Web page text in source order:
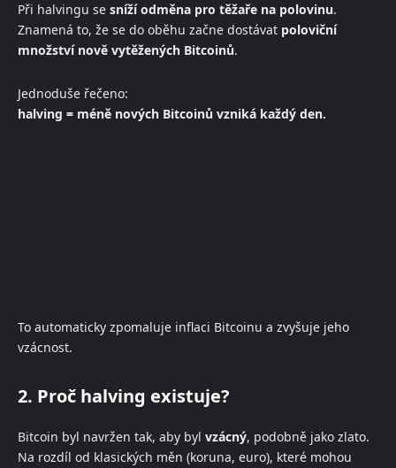
Při halvingu se sníží odměna pro těžaře na polovinu.
Znamená to, že se do oběhu začne dostávat poloviční
množství nově vytěžených Bitcoinů.
Jednoduše řečeno:
halving = méně nových Bitcoinů vzniká každý den.
To automaticky zpomaluje inflaci Bitcoinu a zvyšuje jeho
vzácnost.
2. Proč halving existuje?
Bitcoin byl navržen tak, aby byl vzácný, podobně jako zlato.
Na rozdíl od klasických měn (koruna, euro), které mohou